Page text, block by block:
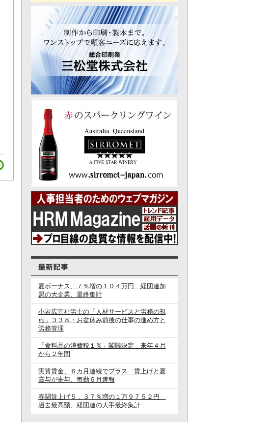
夏ボーナス、７％増の１０４万円 経団連加
盟の大企業、最終集計
小岩広宣社労士の「人材サービスと労務の視
点」３３８・お盆休み前後の仕事の進め方と
労務管理
「食料品の消費税１％」閣議決定 来年４月
から２年間
実質賃金、６カ月連続でプラス 賃上げと夏
賞与が寄与、毎勤６月速報
春闘賃上げ５．３７％増の１万９７５２円
過去最高額、経団連の大手最終集計